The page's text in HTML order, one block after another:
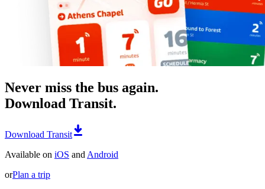
Never miss the bus again.
Download Transit.
Download Transit
Available on iOS and Android
orPlan a trip